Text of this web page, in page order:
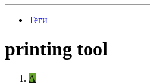
Теги
printing tool
A